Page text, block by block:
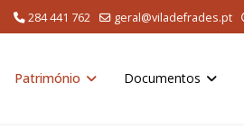
284 441 762 geral@viladefrades.pt
Património Documentos